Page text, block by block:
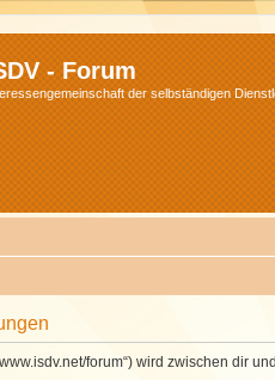
- Forum
der selbständigen
www.isdv.net/forum“) wird zwischen dir